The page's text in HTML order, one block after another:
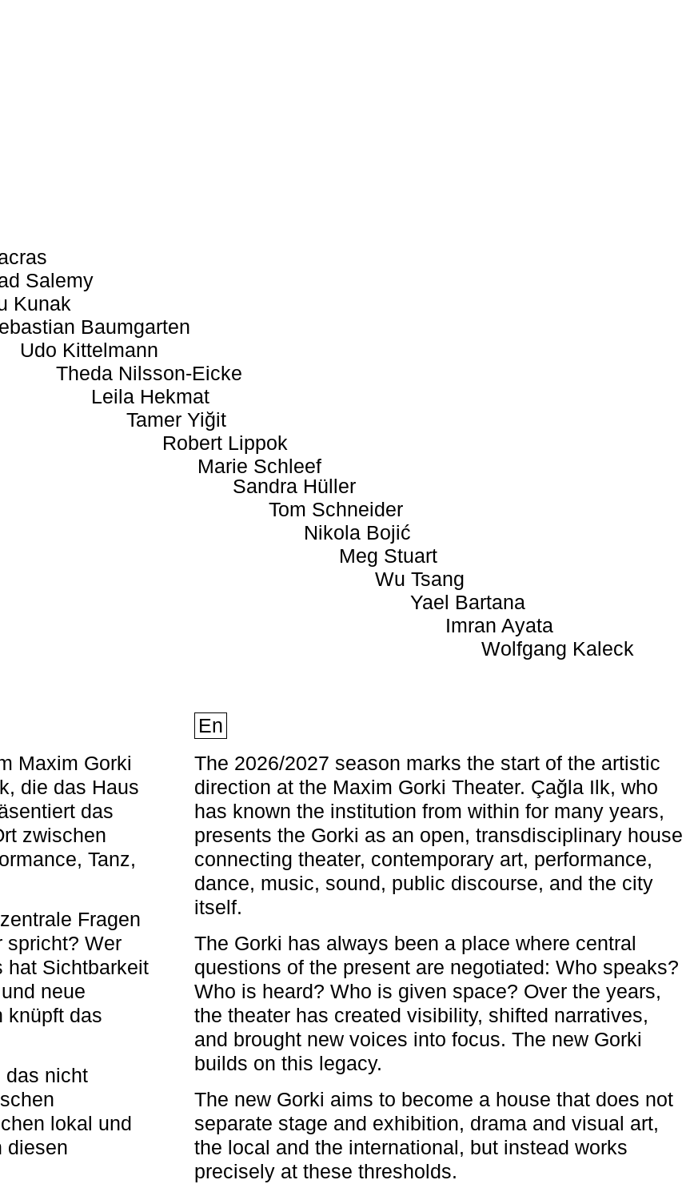
Salemy
Kunak
Baumgarten
Udo Kittelmann
Theda Nilsson-Eicke
Leila Hekmat
Tamer Yiğit
Robert Lippok
Marie Schleef
Sandra Hüller
Tom Schneider
Nikola Bojić
Meg Stuart
Wu Tsang
Yael Bartana
Imran Ayata
Wolfgang Kaleck
Maxim Gorki
die das Haus
das
zwischen
Tanz,
Fragen
spricht? Wer
hat Sichtbarkeit
neue
knüpft das
das nicht
lokal und
diesen
En
The 2026/2027 season marks the start of the artistic
direction at the Maxim Gorki Theater. Çağla Ilk, who
has known the institution from within for many years,
presents the Gorki as an open, transdisciplinary house
connecting theater, contemporary art, performance,
dance, music, sound, public discourse, and the city
itself.
The Gorki has always been a place where central
questions of the present are negotiated: Who speaks?
Who is heard? Who is given space? Over the years,
the theater has created visibility, shifted narratives,
and brought new voices into focus. The new Gorki
builds on this legacy.
The new Gorki aims to become a house that does not
separate stage and exhibition, drama and visual art,
the local and the international, but instead works
precisely at these thresholds.